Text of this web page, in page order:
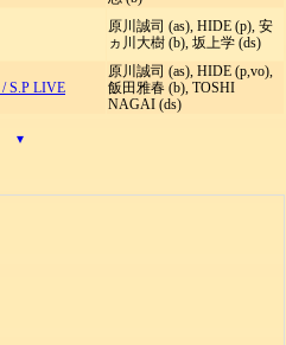
原川誠司 (as), HIDE (p), 安
ヵ川大樹 (b), 坂上学 (ds)
/S.P LIVE
原川誠司 (as), HIDE (p,vo),
飯田雅春 (b), TOSHI
NAGAI (ds)
▾